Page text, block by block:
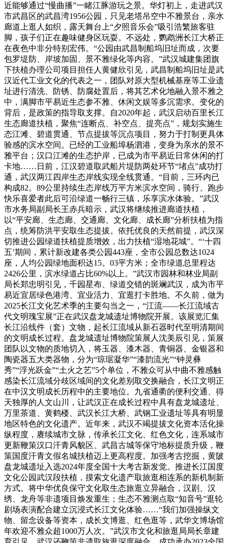
近能够通过“慢曲播”一睹江豚游玩之景。华灯初上，走进武汉
市武昌区的武昌湾1956公园，只见老塔吊空中不雅景台，亲水
廊道上逛人如织，露天舞台上“夕照音乐会”吸引浩繁旅客驻
脚，孩子们正在趣味健身区玩耍。不远处，鹦鹉洲长江大桥正
在夜色中非分特别宏伟。“公园由武昌制船坞旧址而成，次要
包罗堤防、岸坡加固、景不雅绿化等内容。”武汉城建集团旗
下扶植办理公司项目担任人黄健欣引见，武昌制船坞旧址是武
汉近代工业文化的代表之一，团队对原大型机械基座等工业遗
址进行清洗、防锈、防腐处置后，将其艺术化地融入景不雅之
中，满脚市平易近生态参不雅、休闲文娱等多沉需求。变化的
背后，是政策的指导取支撑。自2020年起，武汉启动百里长江
生态廊道扶植，聚焦“连断点、补空点、提亮点”，规划实施生
态江滩、碧道贯通、节点提拔等沉点项目，努力于打制更具体
验感的滨水空间。已经的工业船埠杨泗港，变身为亲水的景不
雅平台；汉口江滩的生态护岸，已成为市平易近日常休闲的打
卡地……日前，江汉碧道取武船片堤防两处环节“堵点”成功打
通，武汉两江四岸生态岸线实现全线贯通。“目前，三环内已
构成82。89公里持续生态岸线万平方米滨水空间，骑行、跑步
快乐喜爱者此后可沿绿道一畅行三镇，乐享滨水体验。”武汉
市水务局副局长王赤兵暗示，武汉将继续推进廊道扶植，
以“平安廊、生态廊、交通廊、文化廊、成长廊”分析扶植为指
点，统筹防洪平安取生态提拔。依托优良的天然前提，武汉深
切推进公园绿道扶植提质增效，出力扶植“湿地花城”。“‘十四
五’期间，累计新改建各类公园443座，全市公园总数达1024
座，人均公园绿地面积达15。03平方米；全市绿道总里程达
2426公里，滨水绿道占比60%以上。”武汉市园林和林业局副
局长郑忠明引见，千园星布、绿道交错的斑斓武汉，成为市平
易近宜居绿色港湾、宜业活力、宜逛打卡胜地。不久前，做为
2025长江文化艺术季的主要勾当之一，“江流——长江流域古
代文明瑰宝展”正在武汉盘龙城遗址博物院开展。该展览汇集
长江沿线件（套）文物，起长江流域从新石器时代至明清期间
的文明成长过程。盘龙城遗址博物院策展人沈美辰引见，策展
团队以文物的质地切入，将玉器、漆木器、青铜器、金银器和
陶瓷器五大类器物，分为“琼琚凝华”“漆韵流光”“钟灵彝
秀”“浮光跃金”“土火之艺”5个单位，不雅众可从中曲不雅感触
感染长江流域分歧区域间的文化差别取交换融合，长江文明正
在中汉文明成长历程中的主要地位。九省通衢的便利交通、得
天独厚的人文山川，让武汉正在成长过程中具有盘龙城遗址、
万里茶道、黄鹤楼、武汉长江大桥、武钢工业遗址等具有明显
地区特色的文化遗产。近年来，武汉不竭提拔文化资本活化操
纵程度，赓续城市文脉，传承长江文化、红色文化，连系城市
更新鞭策汉口汗青风貌区、武昌古城等保守地标提质升级，鞭
策国度汗青文假名城扶植迈上更高程度。加强考古挖掘，黄陂
盘龙城遗址入选2024年度全国十大考古新发觉。推进长江国度
文化公园武汉段扶植，摸索文化遗产取旅逛相连系的新机制新
方式。将中华优良保守文化取生态旅逛立异融合，汉剧、汉
绣、龙舟等非遗项目焕发重生；生态不雅测点取“知音号”逛轮
剧场表演配合建立沉浸式长江文化体验……“我们加强操纵文
物、留念设备等资本，成长文博逛、红色逛等，武华文博场馆
年欢迎不雅众超1000万人次。”武汉市文化和旅逛局局长章建